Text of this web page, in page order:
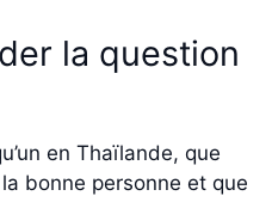
la question
en Thaïlande, que
bonne personne et que